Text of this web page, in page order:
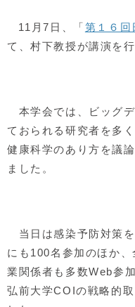
11月7日、「第１６回
て、村下教授が講演を行
本学会では、ビッグ
ておられる研究者を多
健康科学のあり方を議
ました。
当日は感染予防対策
にも100名参加のほか
業関係者も多数Web参
弘前大学COIの戦略的